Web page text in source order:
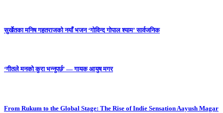
सुर्खेतका मनिष गहतराजको नयाँ भजन ‘गोविन्द गोपाल श्याम’ सार्वजनिक
‘गीतले मनको कुरा भन्नुपर्छ’ — गायक आयुष मगर
From Rukum to the Global Stage: The Rise of Indie Sensation Aayush Magar